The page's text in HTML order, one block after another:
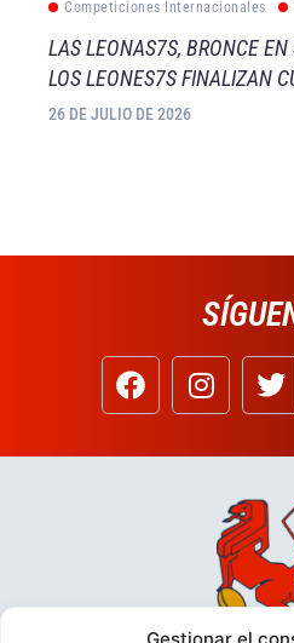
Competiciones Internacionales
LAS LEONAS7S, BRONCE
LOS LEONES7S FINALIZAN
26 DE JULIO DE 2026